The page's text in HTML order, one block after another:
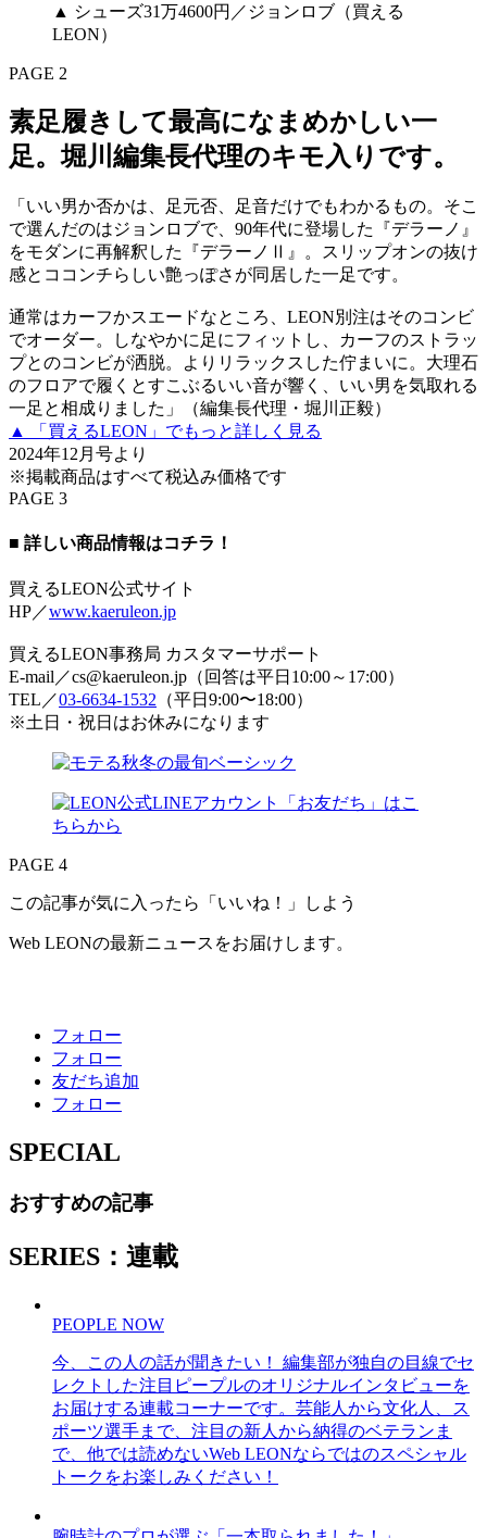
▲ シューズ31万4600円／ジョンロブ（買える
LEON）
PAGE 2
素足履きして最高になまめかしい一
足。堀川編集長代理のキモ入りです。
「いい男か否かは、足元否、足音だけでもわかるもの。そこ
で選んだのはジョンロブで、90年代に登場した『デラーノ』
をモダンに再解釈した『デラーノⅡ』。スリップオンの抜け
感とココンチらしい艶っぽさが同居した一足です。
通常はカーフかスエードなところ、LEON別注はそのコンビ
でオーダー。しなやかに足にフィットし、カーフのストラッ
プとのコンビが洒脱。よりリラックスした佇まいに。大理石
のフロアで履くとすこぶるいい音が響く、いい男を気取れる
一足と相成りました」（編集長代理・堀川正毅）
▲ 「買えるLEON」でもっと詳しく見る
2024年12月号より
※掲載商品はすべて税込み価格です
PAGE 3
■ 詳しい商品情報はコチラ！
買えるLEON公式サイト
HP／www.kaeruleon.jp
買えるLEON事務局 カスタマーサポート
E-mail／cs@kaeruleon.jp（回答は平日10:00～17:00）
TEL／03-6634-1532 （平日9:00〜18:00）
※土日・祝日はお休みになります
PAGE 4
この記事が気に入ったら「いいね！」しよう
Web LEONの最新ニュースをお届けします。
フォロー
フォロー
友だち追加
フォロー
SPECIAL
おすすめの記事
SERIES：連載
PEOPLE NOW
今、この人の話が聞きたい！ 編集部が独自の目線でセ
レクトした注目ピープルのオリジナルインタビューを
お届けする連載コーナーです。芸能人から文化人、ス
ポーツ選手まで、注目の新人から納得のベテランま
で、他では読めないWeb LEONならではのスペシャル
トークをお楽しみください！